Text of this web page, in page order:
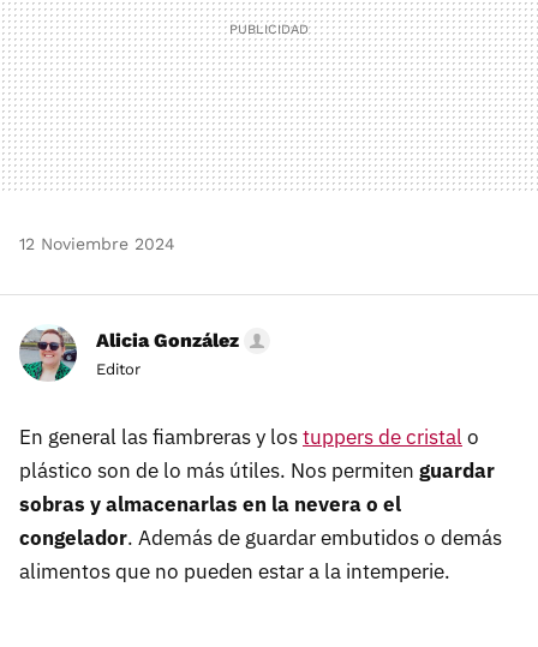
12 Noviembre 2024
Alicia González
Editor
En general las fiambreras y lostuppers de cristalo
plástico son de lo más útiles. Nos permiten guardar
sobras y almacenarlas en la nevera o el
congelador. Además de guardar embutidos o demás
alimentos que no pueden estar a la intemperie.